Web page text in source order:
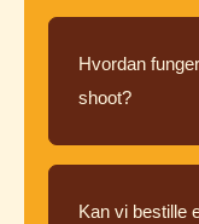
Hvordan
shoot?
Kan vi bestille